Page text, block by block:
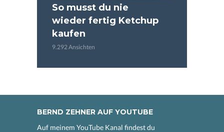
So musst du nie
wieder fertig Ketchup
kaufen
9.292 Ansichten
BERND ZEHNER AUF YOUTUBE
Auf meinem YouTube Kanal findest du